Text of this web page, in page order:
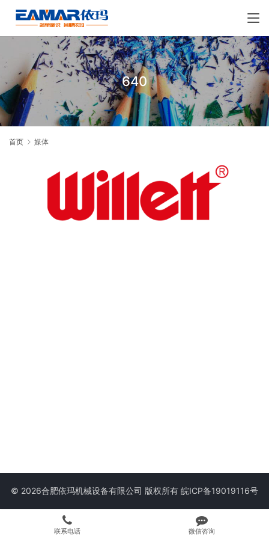
640
首页 媒体
© 2026合肥依玛机械设备有限公司 版权所有 皖ICP备19019116号
联系电话 微信咨询